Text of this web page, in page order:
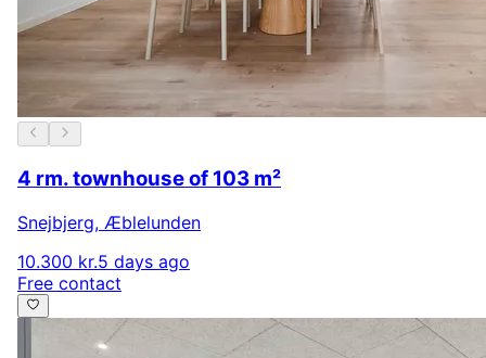
4 rm. townhouse of 103 m²
Snejbjerg, Æblelunden
10.300 kr.5 days ago
Free contact